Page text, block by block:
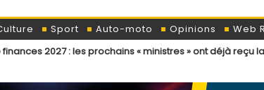
Sport Auto-moto Opinions Web
prochains « ministres » ont déjà reçu la lettre de